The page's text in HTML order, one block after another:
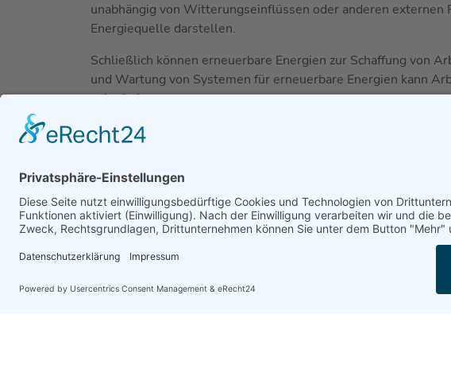
unabhängig von Witterungseinflüssen oder anderen externen
Energiequelle darstellen.
Schließlich können erneuerbare Energien zur Schaffung von
und Wartung von Systemen für erneuerbare Energien kann
ankurbeln.
Subventionen
fördern. Diese Subventionen und Anreize können dazu
erneuerbare Energien zu senken und sie erschwinglicher zu
Es gibt eine ganze Reihe von Förderungen und
Energien unterstützen. Diese Förderungen können dazu